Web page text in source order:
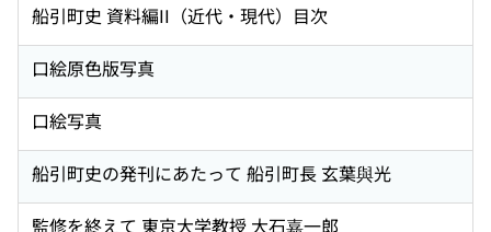
船引町史 資料編II（近代・現代）目次
口絵原色版写真
口絵写真
船引町史の発刊にあたって 船引町長 玄葉與光
監修を終えて 東京大学教授 大石嘉一郎